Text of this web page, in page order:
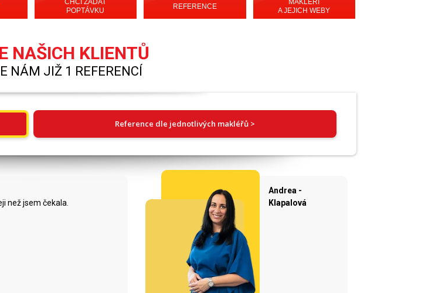
CHCI ZADAT
POPTÁVKU
REFERENCE
MAKLÉŘI
A JEJICH WEBY
NAŠICH KLIENTŮ
NÁM JIŽ 1 REFERENCÍ
Reference dle jednotlivých makléřů >
než jsem čekala.
Andrea -
Klapalová